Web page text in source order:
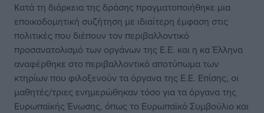
Κατά τη διάρκεια της δράσης πραγματοποιήθηκε μια
εποικοδομητική συζήτηση με ιδιαίτερη έμφαση στις
πολιτικές που διέπουν τον περιβαλλοντικό
προσανατολισμό των οργάνων της Ε.Ε. και η κα Έλληνα
αναφέρθηκε στο περιβαλλοντικό αποτύπωμα των
κτηρίων που φιλοξενούν τα όργανα της Ε.Ε. Επίσης, οι
μαθητές/τριες ενημερώθηκαν τόσο για τα όργανα της
Ευρωπαϊκής Ένωσης, όπως το Ευρωπαϊκό Συμβούλιο και